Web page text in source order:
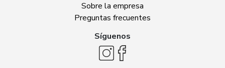
Sobre la empresa
Preguntas frecuentes
Síguenos